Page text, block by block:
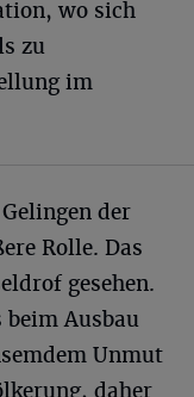
wo sich
zu
im
der
Rolle. Das
gesehen.
Ausbau
Unmut
daher